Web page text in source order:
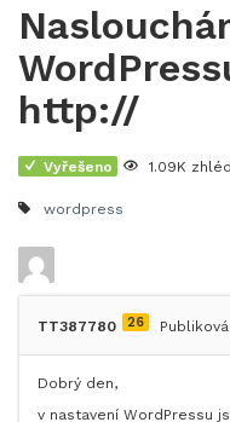
http://
Vyřešeno 1.09K
wordpress
TT387780 26
Dobrý den,
v nastavení WordPressu